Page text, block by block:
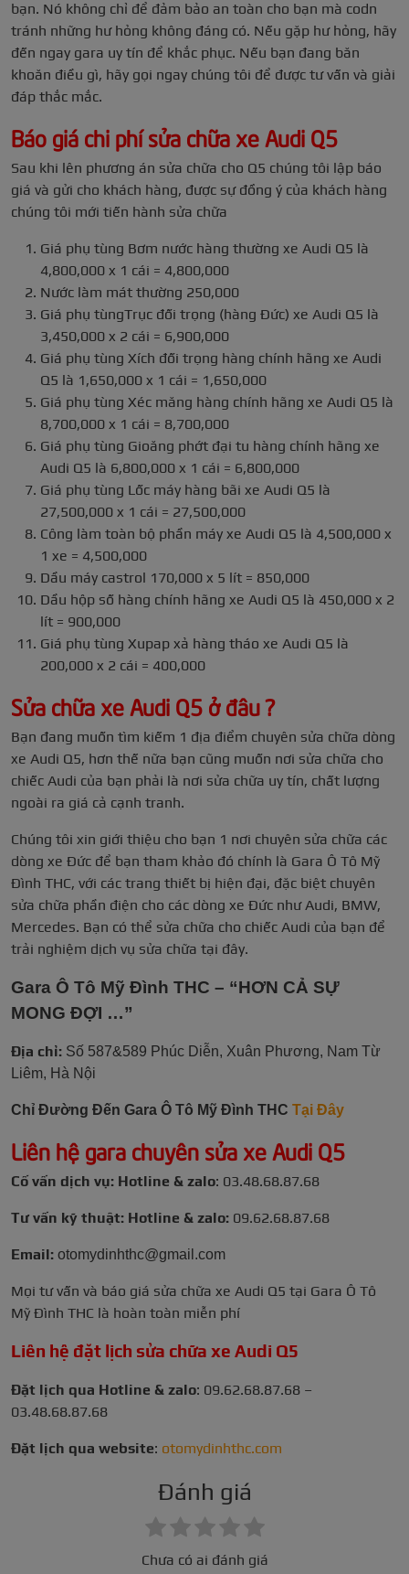
bạn. Nó không chỉ để đảm bảo an toàn cho bạn mà codn
tránh những hư hỏng không đáng có. Nếu gặp hư hỏng, hãy
đến ngay gara uy tín để khắc phục. Nếu bạn đang băn
khoăn điều gì, hãy gọi ngay chúng tôi để được tư vấn và giải
đáp thắc mắc.
Báo giá chi phí sửa chữa xe Audi Q5
Sau khi lên phương án sửa chữa cho Q5 chúng tôi lập báo
giá và gửi cho khách hàng, được sự đồng ý của khách hàng
chúng tôi mới tiến hành sửa chữa
Giá phụ tùng Bơm nước hàng thường xe Audi Q5 là
4,800,000 x 1 cái = 4,800,000
Nước làm mát thường 250,000
Giá phụ tùngTrục đối trọng (hàng Đức) xe Audi Q5 là
3,450,000 x 2 cái = 6,900,000
Giá phụ tùng Xích đối trọng hàng chính hãng xe Audi
Q5 là 1,650,000 x 1 cái = 1,650,000
Giá phụ tùng Xéc măng hàng chính hãng xe Audi Q5 là
8,700,000 x 1 cái = 8,700,000
Giá phụ tùng Gioăng phớt đại tu hàng chính hãng xe
Audi Q5 là 6,800,000 x 1 cái = 6,800,000
Giá phụ tùng Lốc máy hàng bãi xe Audi Q5 là
27,500,000 x 1 cái = 27,500,000
Công làm toàn bộ phần máy xe Audi Q5 là 4,500,000 x
1 xe = 4,500,000
Dầu máy castrol 170,000 x 5 lít = 850,000
Dầu hộp số hàng chính hãng xe Audi Q5 là 450,000 x 2
lít = 900,000
Giá phụ tùng Xupap xả hàng tháo xe Audi Q5 là
200,000 x 2 cái = 400,000
Sửa chữa xe Audi Q5 ở đâu ?
Bạn đang muốn tìm kiếm 1 địa điểm chuyên sửa chữa dòng
xe Audi Q5, hơn thế nữa bạn cũng muốn nơi sửa chữa cho
chiếc Audi của bạn phải là nơi sửa chữa uy tín, chất lượng
ngoài ra giá cả cạnh tranh.
Chúng tôi xin giới thiệu cho bạn 1 nơi chuyên sửa chữa các
dòng xe Đức để bạn tham khảo đó chính là Gara Ô Tô Mỹ
Đình THC, với các trang thiết bị hiện đại, đặc biệt chuyên
sửa chữa phần điện cho các dòng xe Đức như Audi, BMW,
Mercedes. Bạn có thể sửa chữa cho chiếc Audi của bạn để
trải nghiệm dịch vụ sửa chữa tại đây.
Gara Ô Tô Mỹ Đình THC – “HƠN CẢ SỰ
MONG ĐỢI …”
Địa chỉ: Số 587&589 Phúc Diễn, Xuân Phương, Nam Từ
Liêm, Hà Nội
Chỉ Đường Đến Gara Ô Tô Mỹ Đình THC Tại Đây
Liên hệ gara chuyên sửa xe Audi Q5
Cố vấn dịch vụ: Hotline & zalo: 03.48.68.87.68
Tư vấn kỹ thuật: Hotline & zalo: 09.62.68.87.68
Email: otomydinhthc@gmail.com
Mọi tư vấn và báo giá sửa chữa xe Audi Q5 tại Gara Ô Tô
Mỹ Đình THC là hoàn toàn miễn phí
Liên hệ đặt lịch sửa chữa xe Audi Q5
Đặt lịch qua Hotline & zalo: 09.62.68.87.68 –
03.48.68.87.68
Đặt lịch qua website: otomydinhthc.com
Đánh giá
Chưa có ai đánh giá